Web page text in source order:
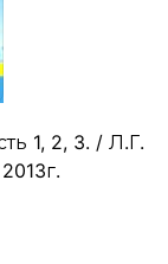
1, 2, 3. / Л.Г.